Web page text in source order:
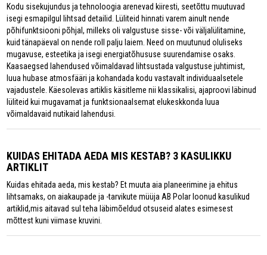
Kodu sisekujundus ja tehnoloogia arenevad kiiresti, seetõttu muutuvad
isegi esmapilgul lihtsad detailid. Lüliteid hinnati varem ainult nende
põhifunktsiooni põhjal, milleks oli valgustuse sisse- või väljalülitamine,
kuid tänapäeval on nende roll palju laiem. Need on muutunud oluliseks
mugavuse, esteetika ja isegi energiatõhususe suurendamise osaks.
Kaasaegsed lahendused võimaldavad lihtsustada valgustuse juhtimist,
luua hubase atmosfääri ja kohandada kodu vastavalt individuaalsetele
vajadustele. Käesolevas artiklis käsitleme nii klassikalisi, ajaproovi läbinud
lüliteid kui mugavamat ja funktsionaalsemat elukeskkonda luua
võimaldavaid nutikaid lahendusi.
KUIDAS EHITADA AEDA MIS KESTAB? 3 KASULIKKU
ARTIKLIT
Kuidas ehitada aeda, mis kestab? Et muuta aia planeerimine ja ehitus
lihtsamaks, on aiakaupade ja -tarvikute müüja AB Polar loonud kasulikud
artiklid,mis aitavad sul teha läbimõeldud otsuseid alates esimesest
mõttest kuni viimase kruvini.